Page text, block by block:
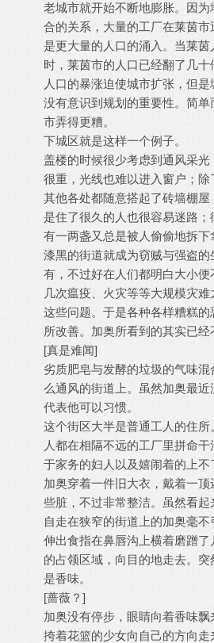
老城市就开始不断地膨胀。因
合的关系，大量的工厂在莱茵
是更大量的人口的涌入。当莱
时，莱茵市的人口已经翻了几十
人口的暴涨迫使城市扩张，但
没有意识到规划的重要性。简
市弄得更糟。
下城区就是这样一个例子。
盖楼的时候很少考虑到通风采
很重，光线也难以进入窗户；除
其他各处都随意搭起了砖墙棚
是住了很久的人也很容易迷路；
有一两盏又总是被人偷偷地拆下
漆黑的街道就成为窃贼与强盗
有，不过好在人们都明白大小
几次瘟疫、火灾等等大规模灾
这些问题。于是各种各样糟糕
所改善。加奥所看到的其实已经
[真是难闻]
劣质肥皂与发酵的垃圾的气味
么通风的街道上。虽然加奥最
代表他可以习惯。
这个街区大半是普通工人的住
人都在相隔不远的工厂里拼命
于家务的妇人以及嬉闹着的上不
加奥穿着一件旧大衣，戴着一
些脏，不过非常整洁。虽然看
自走在狭窄的街道上的加奥毫不
伸出食指在鼻唇沟上横着磨蹭
的占领区域，向目的地走去。突
是香味。
[蔷薇？]
加奥没有停步，眼睛向着香味
挎着花篮的少女向自己的方向走